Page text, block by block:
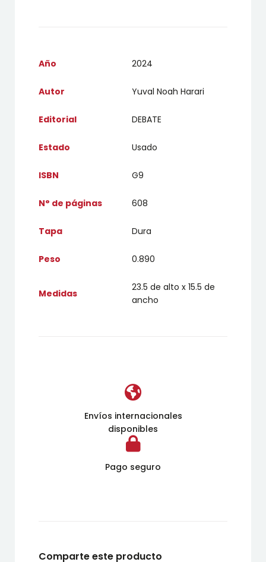
Año 2024
Autor Yuval Noah Harari
Editorial DEBATE
Estado Usado
ISBN G9
N° de páginas 608
Tapa Dura
Peso 0.890
Medidas
23.5 de alto x 15.5 de
ancho
Envíos internacionales
disponibles
Pago seguro
Comparte este producto